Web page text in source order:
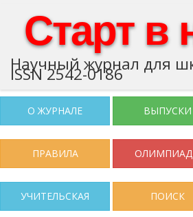
Старт в
Научный журнал для
ISSN 2542-0186
О ЖУРНАЛЕ ВЫПУСКИ
ПРАВИЛА
УЧИТЕЛЬСКАЯ ПОИСК